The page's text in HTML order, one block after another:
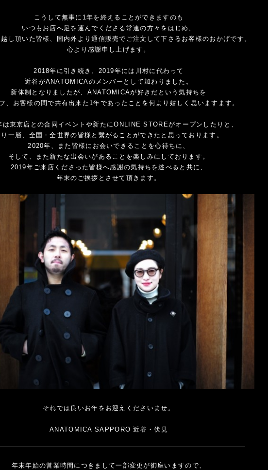
こうして無事に1年を終えることができますのも
いつもお店へ足を運んでくださる常連の方々をはじめ、
し頂いた皆様、国内外より通信販売でご注文して下さるお客様のおかげです。
心より感謝申し上げます。
2018年に引き続き、2019年には川村に代わって
近谷がANATOMICAのメンバーとして加わりました。
新体制となりましたが、ANATOMICAが好きだという気持ちを
、お客様の間で共有出来た1年であったことを何より嬉しく思いますます。
は東京店との合同イベントや新たにONLINE STOREがオープンしたりと、
一層、全国・全世界の皆様と繋がることができたと思っております。
2020年、また皆様にお会いできることを心待ちに、
そして、また新たな出会いがあることを楽しみにしております。
2019年ご来店くださった皆様へ感謝の気持ちを述べると共に、
年末のご挨拶とさせて頂きます。
それでは良いお年をお迎えくださいませ。
ANATOMICA SAPPORO 近谷・伏見
年末年始の営業時間につきまして一部変更が御座いますので、